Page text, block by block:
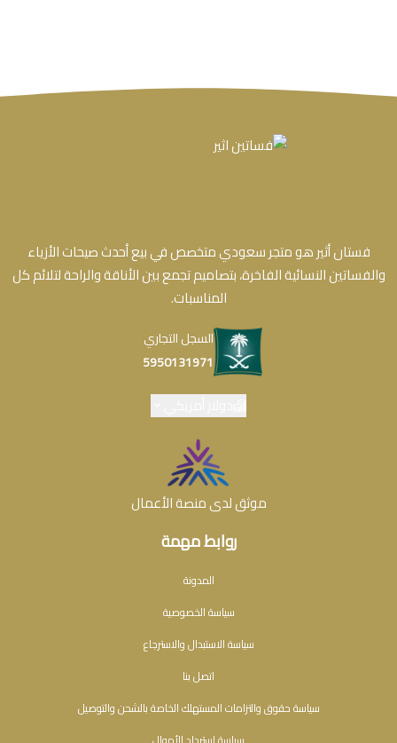
روابط مهمة
المدونة
سياسة الخصوصية
سياسة الاستبدال والاسترجاع
اتصل بنا
سياسة حقوق والتزامات المستهلك الخاصة بالشحن والتوصيل
فستان أثير هو متجر سعودي متخصص في بيع أحدث صيحات الأزياء
والفساتين النسائية الفاخرة، بتصاميم تجمع بين الأناقة والراحة لتلائم كل
المناسبات.
السجل التجاري
5950131971
موثق لدى منصة الأعمال